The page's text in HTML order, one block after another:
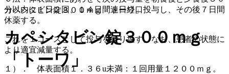
分以内に１日２回、１４日間連日経口投与し、その後７日間
休薬する。
これを１コースとして投与を繰り返す。なお、患者の状態に
より適宜減量する。
１）． 体表面積１．３６u未満：１回用量１２００ｍｇ。
カペシタビン錠３００ｍｇ「トーワ」
カペシタビン錠３００ｍｇ
「トーワ」